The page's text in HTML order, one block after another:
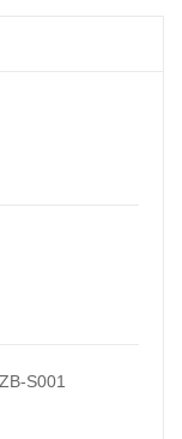
S001